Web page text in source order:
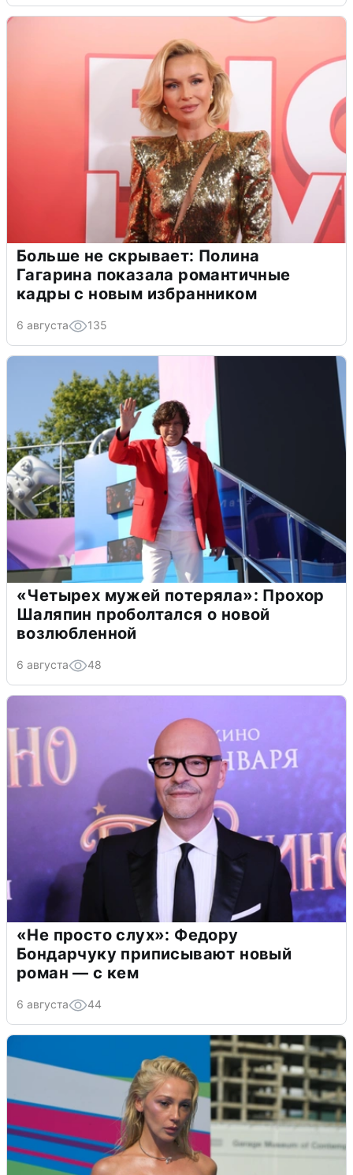
Больше не скрывает: Полина
Гагарина показала романтичные
кадры с новым избранником
6 августа 135
«Четырех мужей потеряла»: Прохор
Шаляпин проболтался о новой
возлюбленной
6 августа 48
«Не просто слух»: Федору
Бондарчуку приписывают новый
роман — с кем
6 августа 44